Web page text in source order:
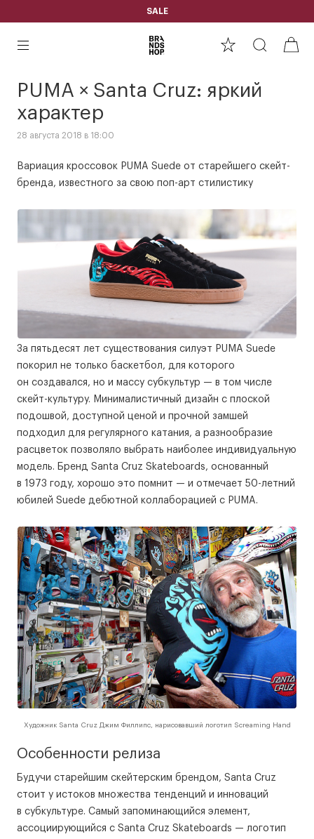
SALE
PUMA × Santa Cruz: яркий
характер
28 августа 2018 в 18:00
Вариация кроссовок PUMA Suede от старейшего скейт-
бренда, известного за свою поп-арт стилистику
За пятьдесят лет существования силуэт PUMA Suede
покорил не только баскетбол, для которого
он создавался, но и массу субкультур — в том числе
скейт-культуру. Минималистичный дизайн с плоской
подошвой, доступной ценой и прочной замшей
подходил для регулярного катания, а разнообразие
расцветок позволяло выбрать наиболее индивидуальную
модель. Бренд Santa Cruz Skateboards, основанный
в 1973 году, хорошо это помнит — и отмечает 50-летний
юбилей Suede дебютной коллаборацией с PUMA.
Художник Santa Cruz Джим Филлипс, нарисовавший логотип Screaming Hand
Особенности релиза
Будучи старейшим скейтерским брендом, Santa Cruz
стоит у истоков множества тенденций и инноваций
в субкультуре. Самый запоминающийся элемент,
ассоциирующийся с Santa Cruz Skateboards — логотип